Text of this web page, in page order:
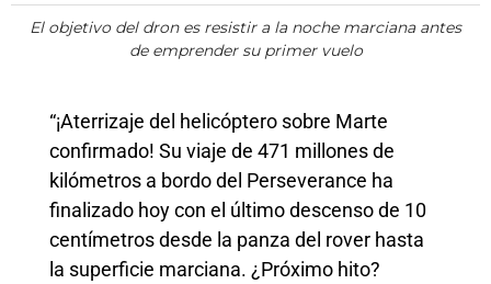
El objetivo del dron es resistir a la noche marciana antes
de emprender su primer vuelo
“¡Aterrizaje del helicóptero sobre Marte
confirmado! Su viaje de 471 millones de
kilómetros a bordo del Perseverance ha
finalizado hoy con el último descenso de 10
centímetros desde la panza del rover hasta
la superficie marciana. ¿Próximo hito?